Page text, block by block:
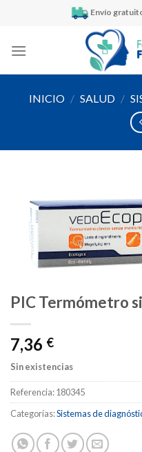
Envío
INICIO / SALUD /
PIC Termómetro
7,36 €
Sin existencias
Referencia:180345
Categorías:Sistemas de